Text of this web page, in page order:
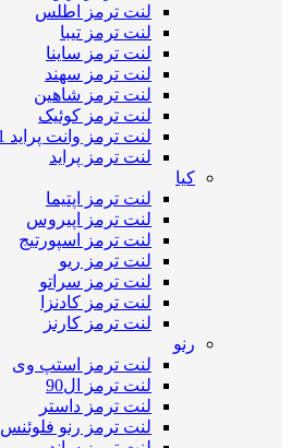
لنت ترمز اطلس
لنت ترمز تیبا
لنت ترمز ساینا
لنت ترمز سهند
لنت ترمز شاهین
لنت ترمز کوئیک
لنت ترمز وانت پراید 151
لنت ترمز پراید
کیا
لنت ترمز اپتیما
لنت ترمز اپیروس
لنت ترمز اسپورتیج
لنت ترمز ریو
لنت ترمز سراتو
لنت ترمز کادنزا
لنت ترمز کارنز
رنو
لنت ترمز استپ وی
لنت ترمز ال90
لنت ترمز داستر
لنت ترمز رنو فلوئنس